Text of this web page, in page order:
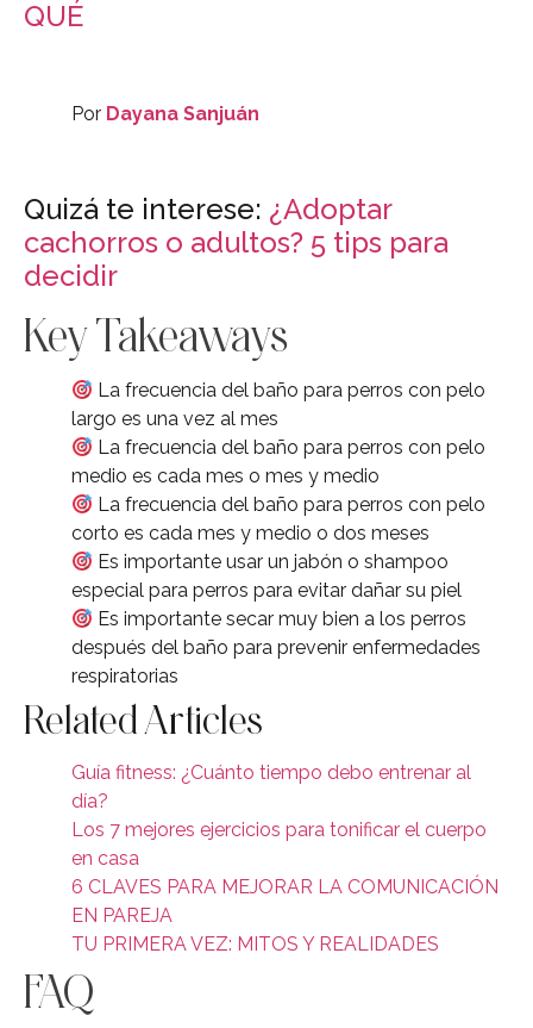
QUÉ
Por Dayana Sanjuán
Quizá te interese: ¿Adoptar
cachorros o adultos? 5 tips para
decidir
Key Takeaways
La frecuencia del baño para perros con pelo
largo es una vez al mes
La frecuencia del baño para perros con pelo
medio es cada mes o mes y medio
La frecuencia del baño para perros con pelo
corto es cada mes y medio o dos meses
Es importante usar un jabón o shampoo
especial para perros para evitar dañar su piel
Es importante secar muy bien a los perros
después del baño para prevenir enfermedades
respiratorias
Related Articles
Guía fitness: ¿Cuánto tiempo debo entrenar al
día?
Los 7 mejores ejercicios para tonificar el cuerpo
en casa
6 CLAVES PARA MEJORAR LA COMUNICACIÓN
EN PAREJA
TU PRIMERA VEZ: MITOS Y REALIDADES
FAQ